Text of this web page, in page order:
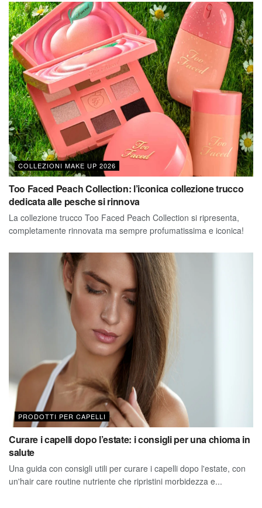
COLLEZIONI MAKE UP 2026
Too Faced Peach Collection: l’iconica collezione trucco
dedicata alle pesche si rinnova
La collezione trucco Too Faced Peach Collection si ripresenta,
completamente rinnovata ma sempre profumatissima e iconica!
PRODOTTI PER CAPELLI
Curare i capelli dopo l’estate: i consigli per una chioma in
salute
Una guida con consigli utili per curare i capelli dopo l'estate, con
un'hair care routine nutriente che ripristini morbidezza e...